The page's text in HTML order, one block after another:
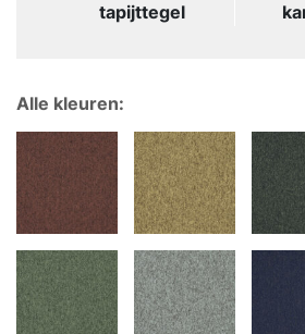
tapijttegel
Alle kleuren: